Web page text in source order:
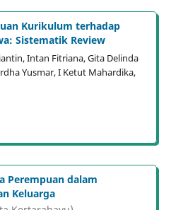
Kurikulum terhadap
Sistematik Review
Intan Fitriana, Gita Delinda
Yusmar, I Ketut Mahardika,
Perempuan dalam
Keluarga